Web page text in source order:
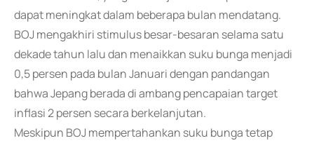
dapat meningkat dalam beberapa bulan mendatang.
BOJ mengakhiri stimulus besar-besaran selama satu
dekade tahun lalu dan menaikkan suku bunga menjadi
0,5 persen pada bulan Januari dengan pandangan
bahwa Jepang berada di ambang pencapaian target
inflasi 2 persen secara berkelanjutan.
Meskipun BOJ mempertahankan suku bunga tetap